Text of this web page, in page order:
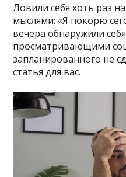
Ловили себя хоть раз
мыслями: «Я покорю
вечера обнаружили
просматривающими
запланированного не
статья для вас.